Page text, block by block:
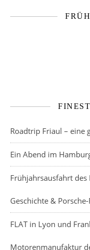
Roadtrip Friaul – eine
Ein Abend im
Frühjahrsausfahrt
Geschichte &
FLAT in Lyon und
Motorenmanufaktur